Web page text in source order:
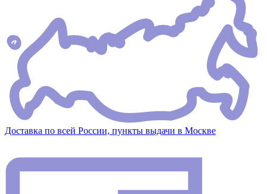
Доставка по всей России, пункты выдачи в Москве